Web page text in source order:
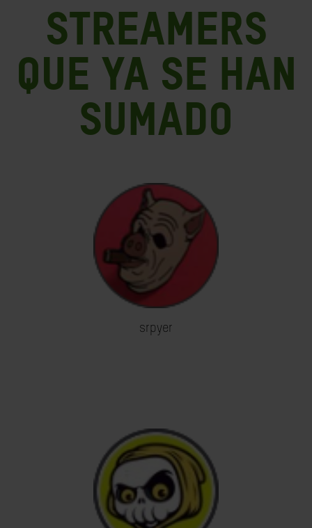
Streamers
que ya se han
sumado
srpyer